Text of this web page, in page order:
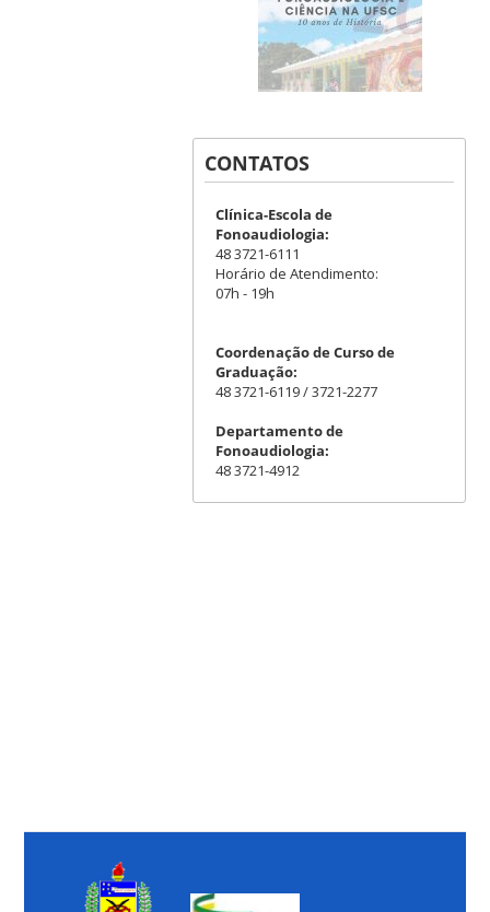
CONTATOS
Clínica-Escola de
Fonoaudiologia:
48 3721-6111
Horário de Atendimento:
07h - 19h
Coordenação de Curso de
Graduação:
48 3721-6119 / 3721-2277
Departamento de
Fonoaudiologia:
48 3721-4912